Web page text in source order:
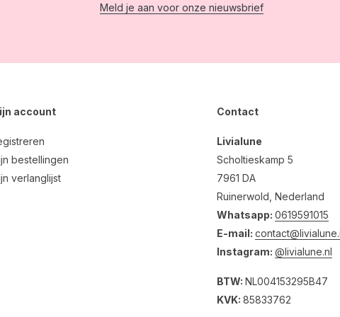
Meld je aan voor onze nieuwsbrief
account
bestellingen
verlanglijst
Contact
Livialune
Scholtieskamp 5
7961 DA
Ruinerwold, Nederland
Whatsapp: 0619591015
E-mail:
Instagram: @livialune.nl
BTW: NL004153295B47
KVK: 85833762